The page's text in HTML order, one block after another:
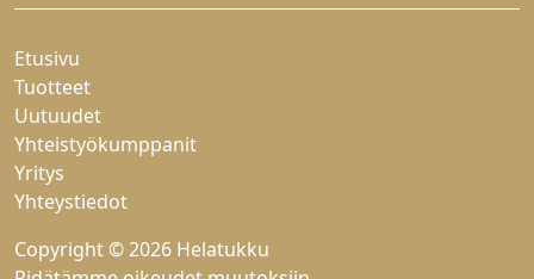
Etusivu
Tuotteet
Uutuudet
Yhteistyökumppanit
Yritys
Yhteystiedot
Copyright © 2026 Helatukku